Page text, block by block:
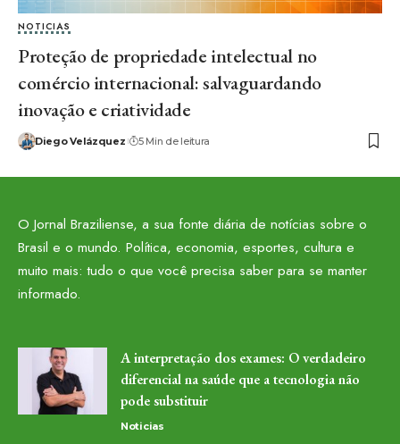
NOTICIAS
Proteção de propriedade intelectual no
comércio internacional: salvaguardando
inovação e criatividade
Diego Velázquez 5 Min de leitura
O Jornal Braziliense, a sua fonte diária de notícias sobre o
Brasil e o mundo. Política, economia, esportes, cultura e
muito mais: tudo o que você precisa saber para se manter
informado.
A interpretação dos exames: O verdadeiro
diferencial na saúde que a tecnologia não
pode substituir
Noticias